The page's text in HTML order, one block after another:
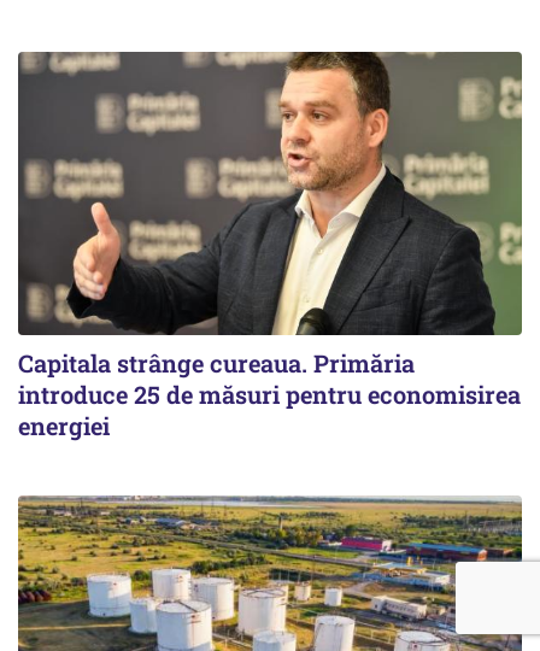
Capitala strânge cureaua. Primăria
introduce 25 de măsuri pentru economisirea
energiei